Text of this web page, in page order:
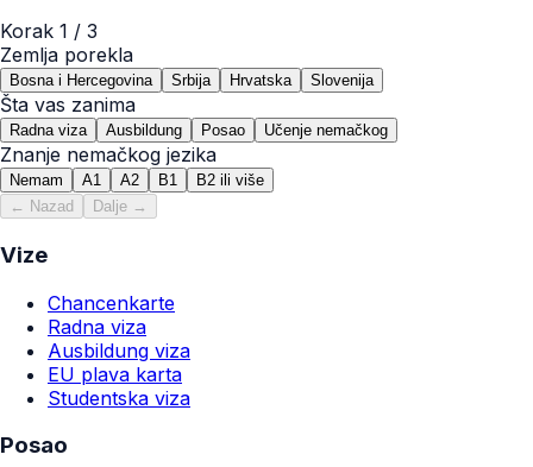
Korak 1 / 3
Zemlja porekla
Bosna i Hercegovina Srbija Hrvatska Slovenija
Šta vas zanima
Radna viza Ausbildung Posao Učenje nemačkog
Znanje nemačkog jezika
Nemam A1 A2 B1
B2 ili više
← Nazad
Dalje →
Vize
Chancenkarte
Radna viza
Ausbildung viza
EU plava karta
Studentska viza
Posao